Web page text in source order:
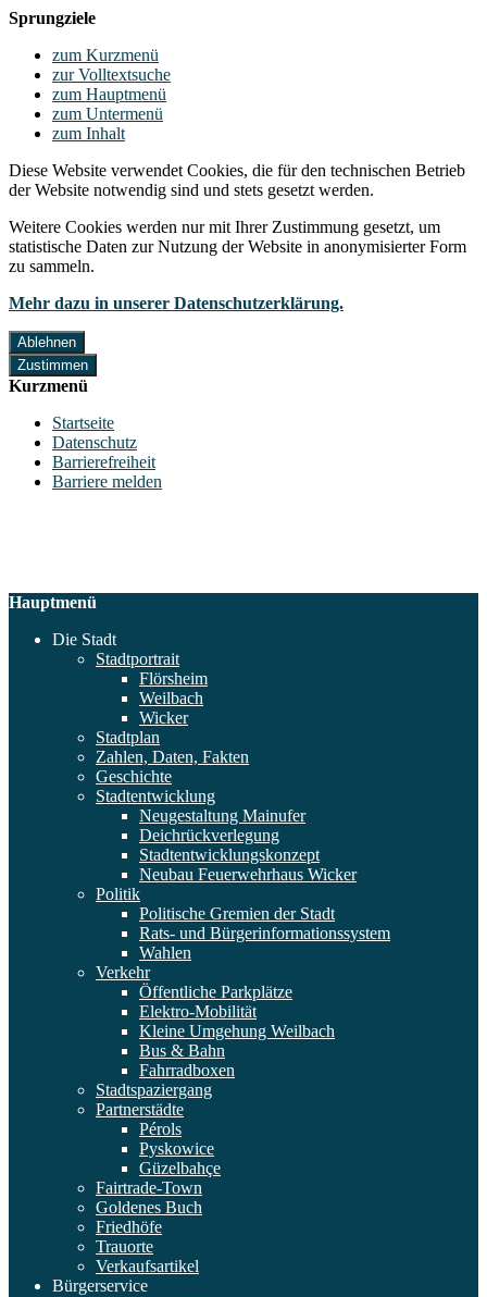
Sprungziele
zum Kurzmenü
zur Volltextsuche
zum Hauptmenü
zum Untermenü
zum Inhalt
Diese Website verwendet Cookies, die für den technischen Betrieb
der Website notwendig sind und stets gesetzt werden.
Weitere Cookies werden nur mit Ihrer Zustimmung gesetzt, um
statistische Daten zur Nutzung der Website in anonymisierter Form
zu sammeln.
Mehr dazu in unserer Datenschutzerklärung.
Ablehnen
Zustimmen
Kurzmenü
Startseite
Datenschutz
Barrierefreiheit
Barriere melden
Hauptmenü
Die Stadt
Stadtportrait
Flörsheim
Weilbach
Wicker
Stadtplan
Zahlen, Daten, Fakten
Geschichte
Stadtentwicklung
Neugestaltung Mainufer
Deichrückverlegung
Stadtentwicklungskonzept
Neubau Feuerwehrhaus Wicker
Politik
Politische Gremien der Stadt
Rats- und Bürgerinformationssystem
Wahlen
Verkehr
Öffentliche Parkplätze
Elektro-Mobilität
Kleine Umgehung Weilbach
Bus & Bahn
Fahrradboxen
Stadtspaziergang
Partnerstädte
Pérols
Pyskowice
Güzelbahçe
Fairtrade-Town
Goldenes Buch
Friedhöfe
Trauorte
Verkaufsartikel
Bürgerservice